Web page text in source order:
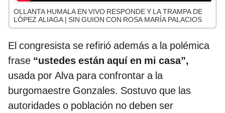
OLLANTA HUMALA EN VIVO RESPONDE Y LA TRAMPA DE
LÓPEZ ALIAGA | SIN GUION CON ROSA MARÍA PALACIOS
El congresista se refirió además a la polémica
frase “ustedes están aquí en mi casa”,
usada por Alva para confrontar a la
burgomaestre Gonzales. Sostuvo que las
autoridades o población no deben ser